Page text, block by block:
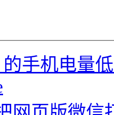
的手机电量